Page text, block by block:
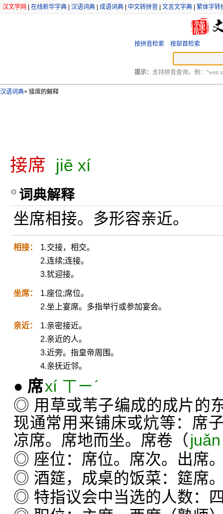
汉文学网 在线新华字典 汉语词典 成语词典 中文转拼音 文言文字典 繁体字转
按拼音检索 按部首检索
提示： 支持拼音查询，例：“wen
汉语词典> 接席的解释
接席 jiē xí
词典解释
坐席相接。多形容亲近。
相接：
1.交接，相交。
2.连续;连接。
3.犹迎接。
坐席：
1.座位;席位。
2.坐上宴席。多指举行或参加宴会。
亲近：
1.亲密接近。
2.亲近的人。
3.近旁。指皇帝周围。
4.亲抚近邻。
● 席xí ㄒㄧˊ
◎ 用草或苇子编成的成片的
现通常用来铺床或炕等：席
凉席。席地而坐。席卷（
◎ 座位：席位。席次。出席
◎ 酒筵，成桌的饭菜：筵席
◎ 特指议会中当选的人数：